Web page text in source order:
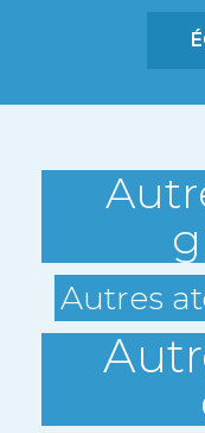
Autres